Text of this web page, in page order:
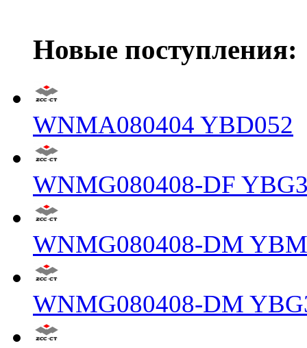
Новые поступления:
WNMA080404 YBD052
WNMG080408-DF
WNMG080408-DM
WNMG080408-DM